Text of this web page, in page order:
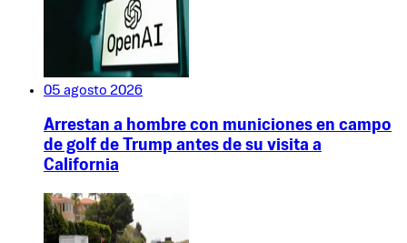
05 agosto 2026
Arrestan a hombre con municiones en campo
de golf de Trump antes de su visita a
California